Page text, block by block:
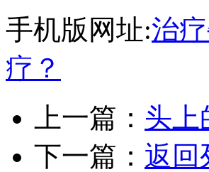
手机版网址:治
疗？
上一篇： 头上
下一篇： 返回